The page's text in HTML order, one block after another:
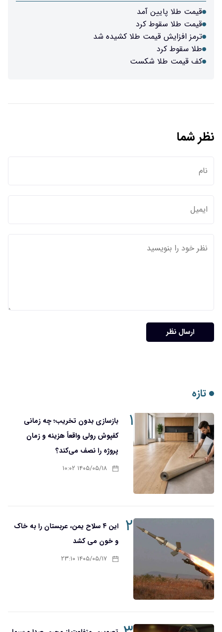
قیمت طلا پایین‌ آمد
قیمت طلا سقوط کرد
ترمز افزایش قیمت طلا کشیده شد
طلا سقوط کرد
کف قیمت طلا شکست
نظر شما
ارسال نظر
تازه
۱
بازسازی بدون تخریب؛ چه زمانی
کفپوش رولی واقعاً هزینه و زمان
پروژه را نصف می‌کند؟
۱۴۰۵/۰۵/۱۸ ۱۰:۰۲
۲
این ۴ سلاح یمن، عربستان را به خاک
و خون می کشد
۱۴۰۵/۰۵/۱۷ ۲۳:۱۰